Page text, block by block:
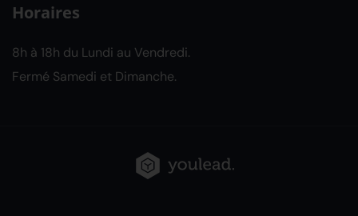
Horaires
8h à 18h du Lundi au Vendredi.
Fermé Samedi et Dimanche.